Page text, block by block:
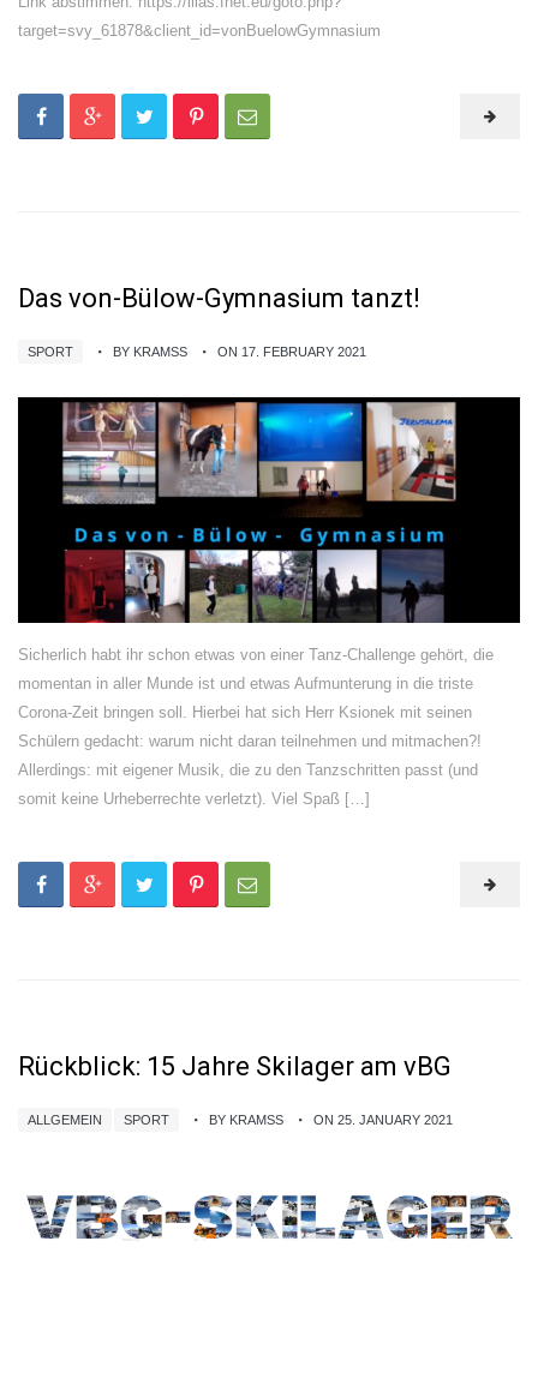
target=svy_61878&client_id=vonBuelowGymnasium
Das von-Bülow-Gymnasium tanzt!
SPORT BY KRAMSS ON 17. FEBRUARY 2021
Sicherlich habt ihr schon etwas von einer Tanz-Challenge gehört, die
momentan in aller Munde ist und etwas Aufmunterung in die triste
Corona-Zeit bringen soll. Hierbei hat sich Herr Ksionek mit seinen
Schülern gedacht: warum nicht daran teilnehmen und mitmachen?!
Allerdings: mit eigener Musik, die zu den Tanzschritten passt (und
somit keine Urheberrechte verletzt). Viel Spaß […]
Rückblick: 15 Jahre Skilager am vBG
ALLGEMEIN SPORT BY KRAMSS ON 25. JANUARY 2021